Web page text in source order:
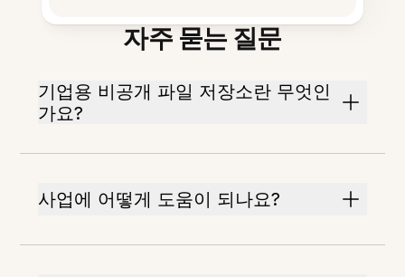
자주 묻는 질문
기업용 비공개 파일 저장소란 무엇인
가요?
사업에 어떻게 도움이 되나요?